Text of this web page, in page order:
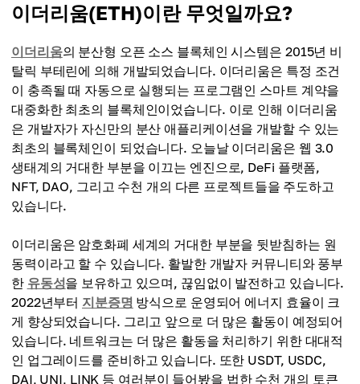
이더리움(ETH)이란 무엇일까요?
이더리움의 분산형 오픈 소스 블록체인 시스템은 2015년 비
탈릭 부테린에 의해 개발되었습니다. 이더리움은 특정 조건
이 충족될 때 자동으로 실행되는 프로그램인 스마트 계약을
대중화한 최초의 블록체인이었습니다. 이로 인해 이더리움
은 개발자가 자신만의 분산 애플리케이션을 개발할 수 있는
최초의 블록체인이 되었습니다. 오늘날 이더리움은 웹 3.0
생태계의 거대한 부분을 이끄는 엔진으로, DeFi 플랫폼,
NFT, DAO, 그리고 수천 개의 다른 프로젝트들을 주도하고
있습니다.
이더리움은 암호화폐 세계의 거대한 부분을 뒷받침하는 원
동력이라고 할 수 있습니다. 활발한 개발자 커뮤니티와 풍부
한 유동성을 보유하고 있으며, 끊임없이 발전하고 있습니다.
2022년부터 지분증명 방식으로 운영되어 에너지 효율이 크
게 향상되었습니다. 그리고 앞으로 더 많은 활동이 예정되어
있습니다. 네트워크는 더 많은 활동을 처리하기 위한 대대적
인 업그레이드를 준비하고 있습니다. 또한 USDT, USDC,
DAI, UNI, LINK 등 여러분이 들어봤을 법한 수천 개의 토큰